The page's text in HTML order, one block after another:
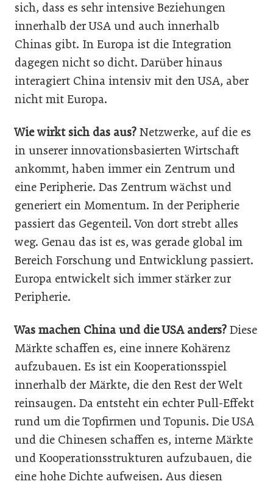
sich, dass es sehr intensive Beziehungen
innerhalb der USA und auch innerhalb
Chinas gibt. In Europa ist die Integration
dagegen nicht so dicht. Darüber hinaus
interagiert China intensiv mit den USA, aber
nicht mit Europa.
Wie wirkt sich das aus? Netzwerke, auf die es
in unserer innovationsbasierten Wirtschaft
ankommt, haben immer ein Zentrum und
eine Peripherie. Das Zentrum wächst und
generiert ein Momentum. In der Peripherie
passiert das Gegenteil. Von dort strebt alles
weg. Genau das ist es, was gerade global im
Bereich Forschung und Entwicklung passiert.
Europa entwickelt sich immer stärker zur
Peripherie.
Was machen China und die USA anders? Diese
Märkte schaffen es, eine innere Kohärenz
aufzubauen. Es ist ein Kooperationsspiel
innerhalb der Märkte, die den Rest der Welt
reinsaugen. Da entsteht ein echter Pull-Effekt
rund um die Topfirmen und Topunis. Die USA
und die Chinesen schaffen es, interne Märkte
und Kooperationsstrukturen aufzubauen, die
eine hohe Dichte aufweisen. Aus diesen